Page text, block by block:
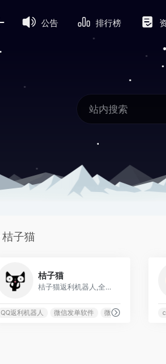
公告 排行榜
桔子猫
桔子猫
桔子猫返利机器人,全能淘客系统.功能支持支持淘宝,京东,拼多多找优惠券,自动返利,自动提现发红包,微信QQ群自动发单,朋友圈自动发单,自动点赞,自动打备注,免单营销,签到,VIP电影解析等独家特色功能。
QQ返利机器人 微信发单软件 微信返利